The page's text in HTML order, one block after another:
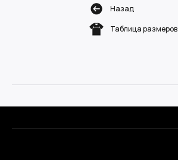
Назад
Таблица размеров